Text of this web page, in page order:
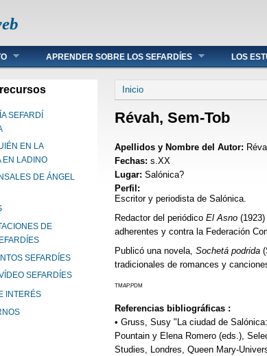
APRENDER SOBRE LOS SEFARDÍES LOS
SEFARDÍ
EN LA
EN LADINO
DE ÁNGEL
DE
SEFARDÍES
SEFARDÍES
INTERÉS
Se encuentra usted aquí
Inicio
Révah, Sem-Tob
Apellidos y Nombre del Autor:
Fechas: s.XX
Lugar: Salónica?
Perfil:
Escritor y periodista de Salónica.
Redactor del periódico El Asno
adherentes y contra la Federación
Publicó una novela, Sochetá podrida
tradicionales de romances y
TMAP.PDM
Referencias bibliográficas :
• Gruss, Susy "La ciudad de
Pountain y Elena Romero (eds.),
Studies, Londres, Queen Mary-